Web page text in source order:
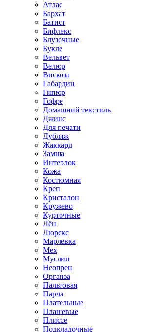
Атлас
Бархат
Батист
Бифлекс
Блузочные
Букле
Вельвет
Велюр
Вискоза
Габардин
Гипюр
Гофре
Домашний текстиль
Джинс
Для печати
Дубляж
Жаккард
Замша
Интерлок
Кожа
Костюмная
Креп
Кристалон
Кружево
Курточные
Лён
Люрекс
Марлевка
Мех
Муслин
Неопрен
Органза
Пальтовая
Парча
Плательные
Плащевые
Плиссе
Подкладочные